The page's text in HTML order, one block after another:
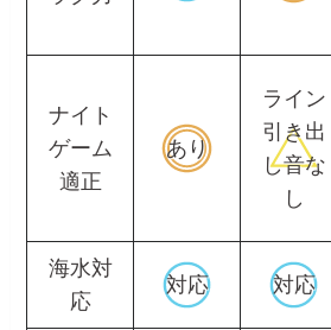
ナイト
ゲーム
適正
あり
ライン
引き出
し音な
し
海水対
応
対応 対応